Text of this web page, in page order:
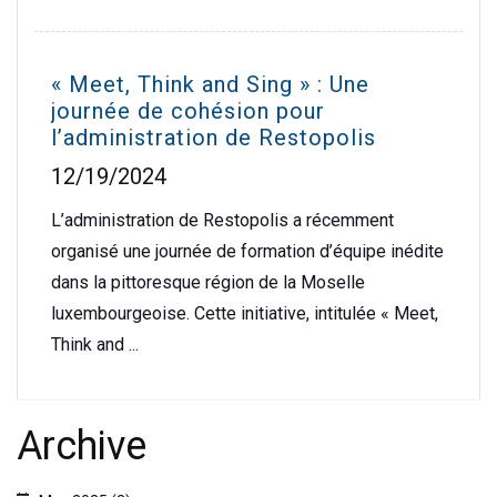
« Meet, Think and Sing » : Une
journée de cohésion pour
l’administration de Restopolis
12/19/2024
L’administration de Restopolis a récemment
organisé une journée de formation d’équipe inédite
dans la pittoresque région de la Moselle
luxembourgeoise. Cette initiative, intitulée « Meet,
Think and ...
Archive